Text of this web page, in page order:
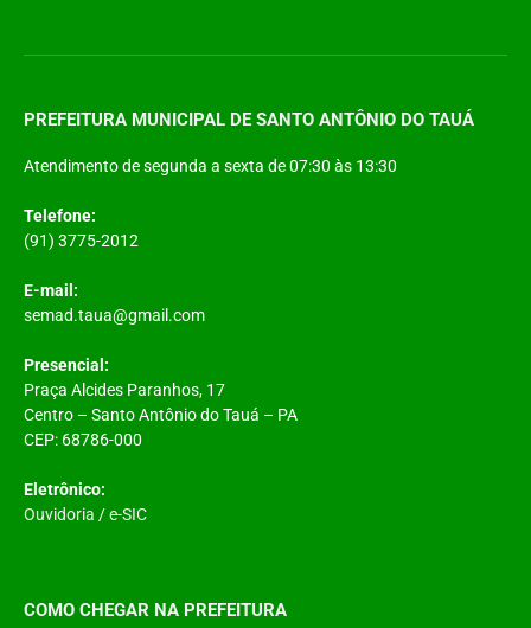
PREFEITURA MUNICIPAL DE SANTO ANTÔNIO DO TAUÁ
Atendimento de segunda a sexta de 07:30 às 13:30
Telefone:
(91) 3775-2012
E-mail:
semad.taua@gmail.com
Presencial:
Praça Alcides Paranhos, 17
Centro – Santo Antônio do Tauá – PA
CEP: 68786-000
Eletrônico:
Ouvidoria /e-SIC
COMO CHEGAR NA PREFEITURA